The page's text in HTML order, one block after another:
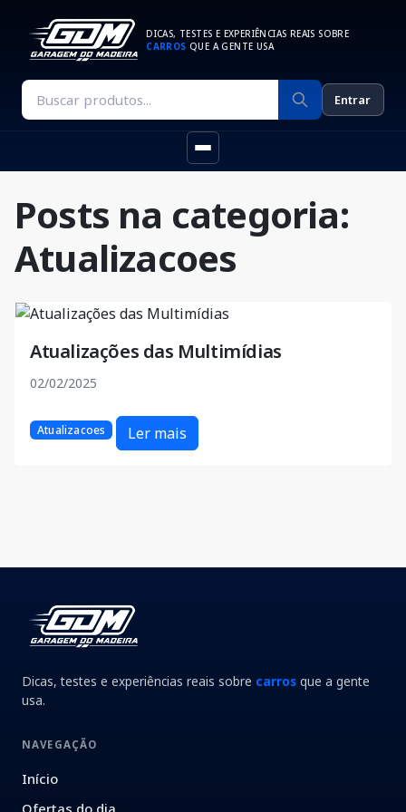
DICAS, TESTES E EXPERIÊNCIAS REAIS SOBRE
CARROS QUE A GENTE USA
Entrar
Posts na categoria:
Atualizacoes
Atualizações das Multimídias
02/02/2025
Atualizacoes Ler mais
Dicas, testes e experiências reais sobre carros que a gente
usa.
NAVEGAÇÃO
Início
Ofertas do dia